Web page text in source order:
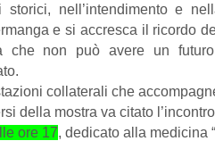
storici, nell’intendimento e
e si accresca il ricordo
che non può avere un
collaterali che
della mostra va citato
ore 17, dedicato alla medicina